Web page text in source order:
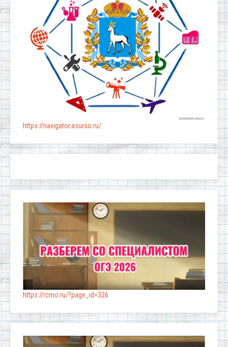
https://navigator.asurso.ru/
https://rcmo.ru/?page_id=326